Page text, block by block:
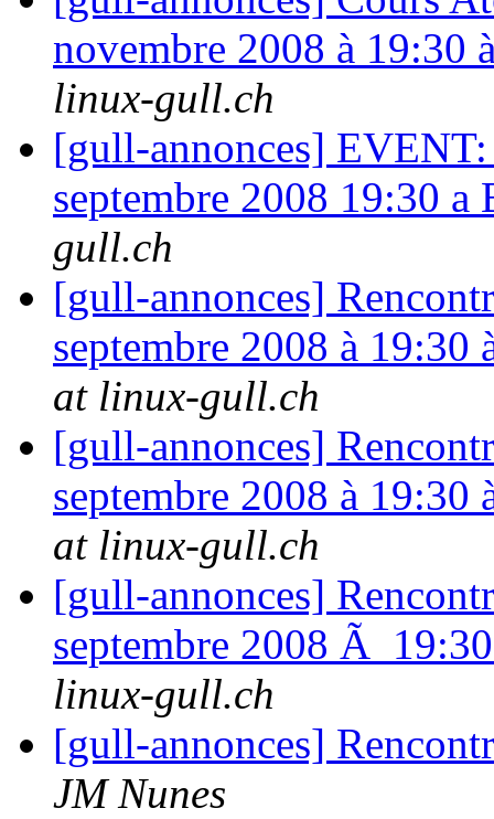
novembre 2008 à 19:30
linux-gull.ch
[gull-annonces]
septembre 2008 19:30 a
gull.ch
[gull-annonces]
septembre 2008 à 19:30
at linux-gull.ch
[gull-annonces]
septembre 2008 à 19:30
at linux-gull.ch
[gull-annonces]
septembre 2008 Ã
linux-gull.ch
[gull-annonces]
JM Nunes